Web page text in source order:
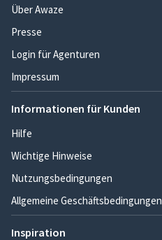
Über Awaze
Presse
Login für Agenturen
Impressum
Informationen für Kunden
Hilfe
Wichtige Hinweise
Nutzungsbedingungen
Allgemeine Geschäftsbedingungen
Inspiration